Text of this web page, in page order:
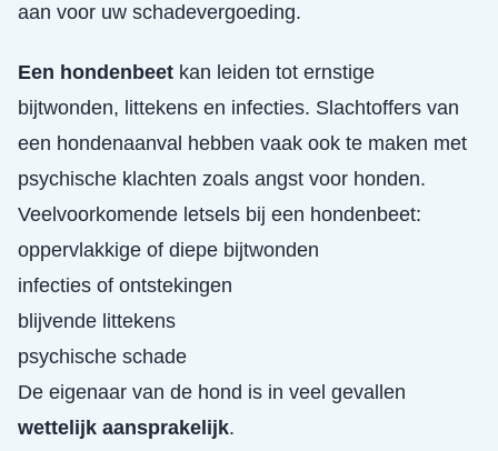
aan voor uw schadevergoeding.
Een hondenbeet kan leiden tot ernstige
bijtwonden, littekens en infecties. Slachtoffers van
een hondenaanval hebben vaak ook te maken met
psychische klachten zoals angst voor honden.
Veelvoorkomende letsels bij een hondenbeet:
oppervlakkige of diepe bijtwonden
infecties of ontstekingen
blijvende littekens
psychische schade
De eigenaar van de hond is in veel gevallen
wettelijk aansprakelijk.